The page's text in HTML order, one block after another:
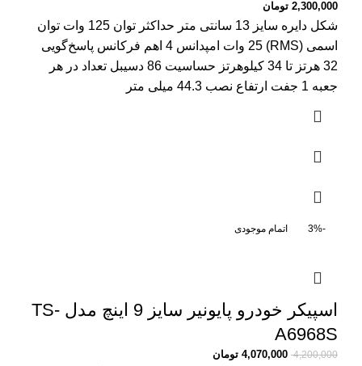
2,300,000 تومان
شکل دایره سایز 13 سانتی متر حداکثر توان 125 وات توان
اسمی (RMS) 25 وات امپدانس 4 اهم فرکانس پاسخ‌گویی
32 هرتز تا 34 کیلوهرتز حساسیت 86 دسیبل تعداد در هر
جعبه 1 جفت ارتفاع نصب 44.3 میلی متر
-3% اتمام موجودی
اسپیکر خودرو پایونیر سایز 9 اینچ مدل TS-
A6968S
4,200,000
4,070,000 تومان